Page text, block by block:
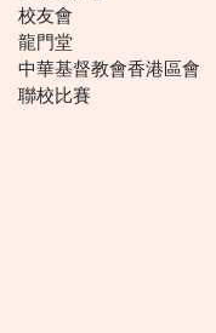
校友會
龍門堂
中華基督教會香港區會
聯校比賽